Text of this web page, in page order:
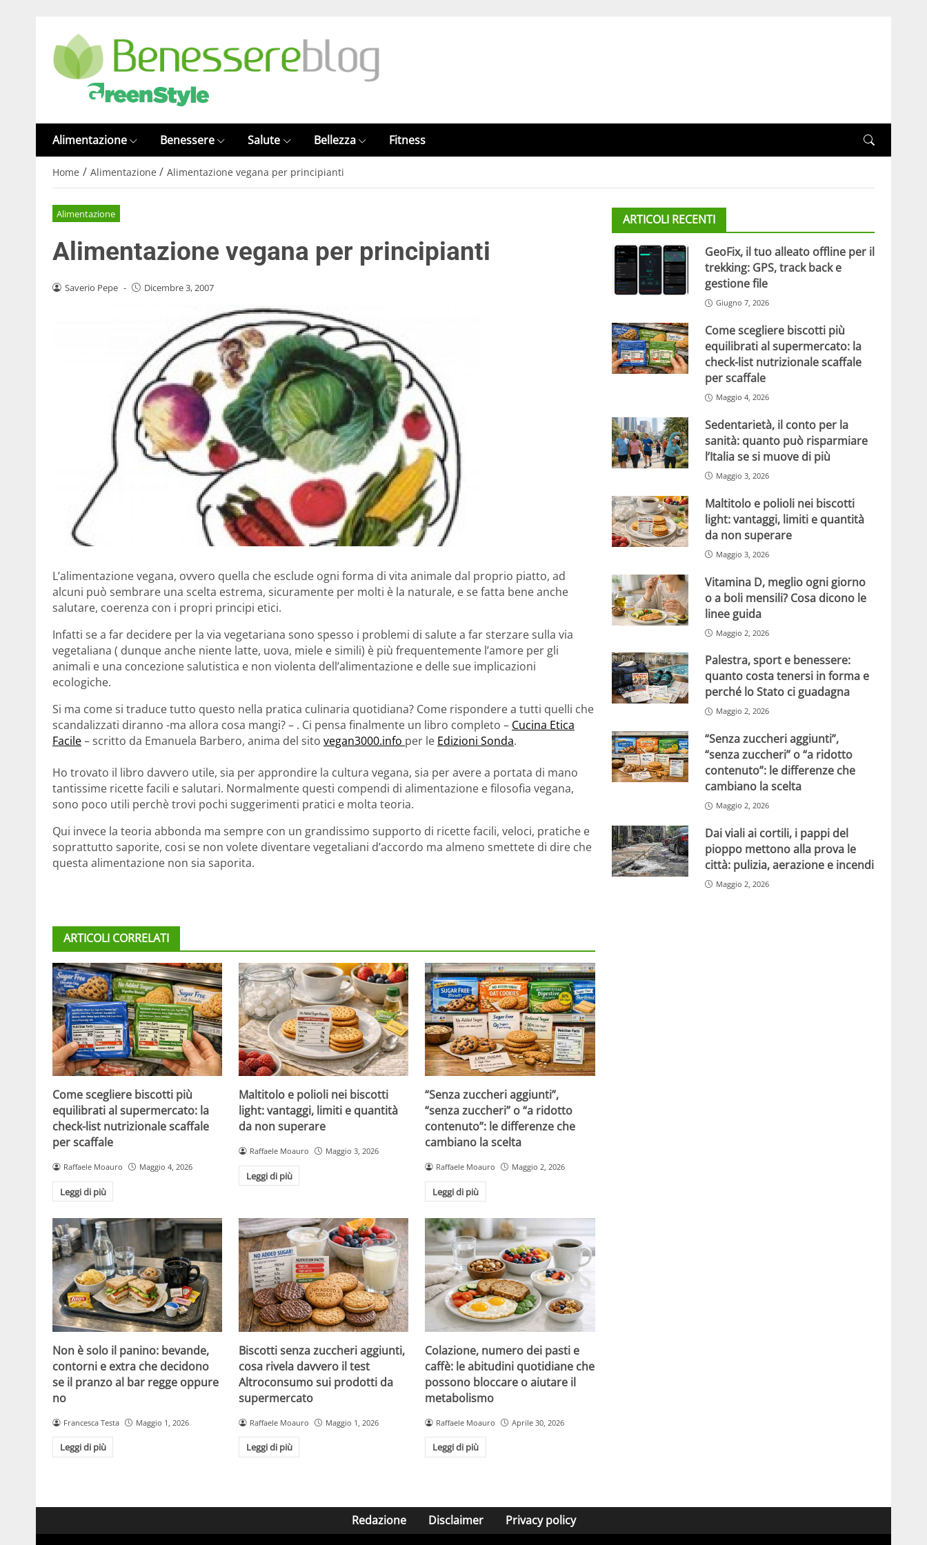
Alimentazione Benessere Salute Bellezza Fitness
Home / Alimentazione / Alimentazione vegana per principianti
Alimentazione
Alimentazione vegana per principianti
Saverio Pepe - Dicembre 3, 2007
L’alimentazione vegana, ovvero quella che esclude ogni forma di vita animale dal proprio piatto, ad
alcuni può sembrare una scelta estrema, sicuramente per molti è la naturale, e se fatta bene anche
salutare, coerenza con i propri principi etici.
Infatti se a far decidere per la via vegetariana sono spesso i problemi di salute a far sterzare sulla via
vegetaliana ( dunque anche niente latte, uova, miele e simili) è più frequentemente l’amore per gli
animali e una concezione salutistica e non violenta dell’alimentazione e delle sue implicazioni
ecologiche.
Si ma come si traduce tutto questo nella pratica culinaria quotidiana? Come rispondere a tutti quelli che
scandalizzati diranno -ma allora cosa mangi? – . Ci pensa finalmente un libro completo – Cucina Etica
Facile– scritto da Emanuela Barbero, anima del sito vegan3000.info per le Edizioni Sonda.
Ho trovato il libro davvero utile, sia per approndire la cultura vegana, sia per avere a portata di mano
tantissime ricette facili e salutari. Normalmente questi compendi di alimentazione e filosofia vegana,
sono poco utili perchè trovi pochi suggerimenti pratici e molta teoria.
Qui invece la teoria abbonda ma sempre con un grandissimo supporto di ricette facili, veloci, pratiche e
soprattutto saporite, cosi se non volete diventare vegetaliani d’accordo ma almeno smettete di dire che
questa alimentazione non sia saporita.
ARTICOLI CORRELATI
Come scegliere biscotti più
equilibrati al supermercato: la
check-list nutrizionale scaffale
per scaffale
Raffaele Moauro Maggio 4, 2026
Leggi di più
Maltitolo e polioli nei biscotti
light: vantaggi, limiti e quantità
da non superare
Raffaele Moauro Maggio 3, 2026
Leggi di più
“Senza zuccheri aggiunti”,
“senza zuccheri” o “a ridotto
contenuto”: le differenze che
cambiano la scelta
Raffaele Moauro Maggio 2, 2026
Leggi di più
Non è solo il panino: bevande,
contorni e extra che decidono
se il pranzo al bar regge oppure
no
Francesca Testa Maggio 1, 2026
Leggi di più
Biscotti senza zuccheri aggiunti,
cosa rivela davvero il test
Altroconsumo sui prodotti da
supermercato
Raffaele Moauro Maggio 1, 2026
Leggi di più
Colazione, numero dei pasti e
caffè: le abitudini quotidiane che
possono bloccare o aiutare il
metabolismo
Raffaele Moauro Aprile 30, 2026
Leggi di più
ARTICOLI RECENTI
GeoFix, il tuo alleato offline per il
trekking: GPS, track back e
gestione file
Giugno 7, 2026
Come scegliere biscotti più
equilibrati al supermercato: la
check-list nutrizionale scaffale
per scaffale
Maggio 4, 2026
Sedentarietà, il conto per la
sanità: quanto può risparmiare
l’Italia se si muove di più
Maggio 3, 2026
Maltitolo e polioli nei biscotti
light: vantaggi, limiti e quantità
da non superare
Maggio 3, 2026
Vitamina D, meglio ogni giorno
o a boli mensili? Cosa dicono le
linee guida
Maggio 2, 2026
Palestra, sport e benessere:
quanto costa tenersi in forma e
perché lo Stato ci guadagna
Maggio 2, 2026
“Senza zuccheri aggiunti”,
“senza zuccheri” o “a ridotto
contenuto”: le differenze che
cambiano la scelta
Maggio 2, 2026
Dai viali ai cortili, i pappi del
pioppo mettono alla prova le
città: pulizia, aerazione e incendi
Maggio 2, 2026
Redazione Disclaimer Privacy policy